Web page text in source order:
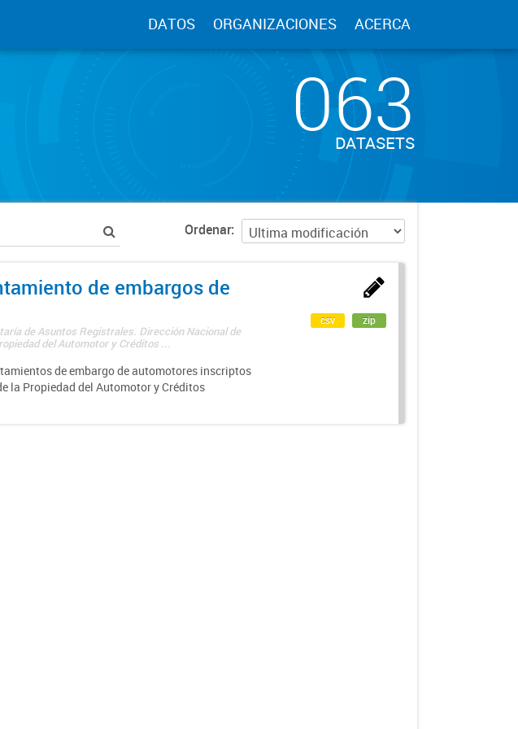
DATOS ORGANIZACIONES ACERCA
063
DATASETS
Ordenar
de embargos de
de Asuntos Registrales. Dirección Nacional de
del Automotor y Créditos ...
de embargo de automotores inscriptos
la Propiedad del Automotor y Créditos
csv zip